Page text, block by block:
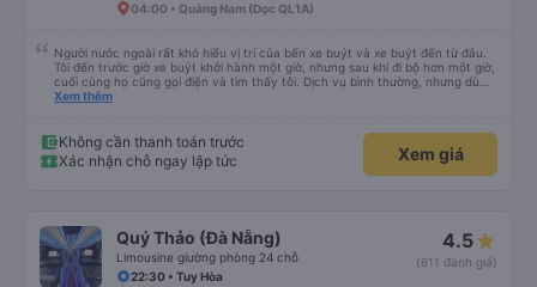
04:00 • Quảng Nam (Dọc QL1A)
Người nước ngoài rất khó hiểu vị trí của bến xe buýt và xe buýt đến từ đâu.
Tôi đến trước giờ xe buýt khởi hành một giờ, nhưng sau khi đi bộ hơn một giờ,
cuối cùng họ cũng gọi điện và tìm thấy tôi. Dịch vụ bình thường, nhưng dù
sao thì tôi ngủ ngon hơn ở khách sạn vì tôi rất thoải mái. Sẽ tuyệt hơn nếu
Xem thêm
Không cần thanh toán trước
Xác nhận chỗ ngay lập tức
Xem giá
Quý Thảo (Đà Nẵng)
Limousine giường phòng 24 chỗ
4.5
(611 đánh giá)
22:30 • Tuy Hòa